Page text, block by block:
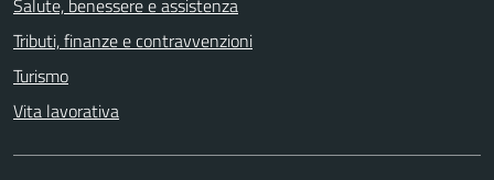
Salute, benessere e assistenza
Tributi, finanze e contravvenzioni
Turismo
Vita lavorativa